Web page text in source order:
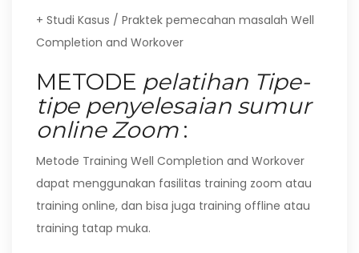
+ Studi Kasus / Praktek pemecahan masalah Well
Completion and Workover
METODE pelatihan Tipe-
tipe penyelesaian sumur
online Zoom:
Metode Training Well Completion and Workover
dapat menggunakan fasilitas training zoom atau
training online, dan bisa juga training offline atau
training tatap muka.